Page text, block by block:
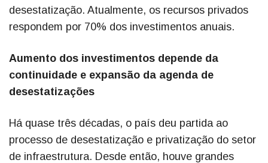
desestatização. Atualmente, os recursos privados
respondem por 70% dos investimentos anuais.
Aumento dos investimentos depende da
continuidade e expansão da agenda de
desestatizações
Há quase três décadas, o país deu partida ao
processo de desestatização e privatização do setor
de infraestrutura. Desde então, houve grandes